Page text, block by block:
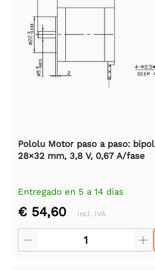
Pololu Motor paso a paso:
28×32 mm, 3,8 V, 0,67 A/fase
Entregado en 5 a 14 días
€ 54,60 Incl. IVA